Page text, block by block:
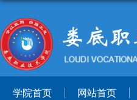
学院首页 网站首页